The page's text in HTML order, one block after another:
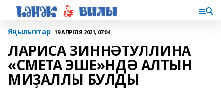
Яңылыҡтар 19 АПРЕЛЯ 2021, 07:04
ЛАРИСА ЗИННӘТУЛЛИНА
«СМЕТА ЭШЕ»НДӘ АЛТЫН
МИҘАЛЛЫ БУЛДЫ